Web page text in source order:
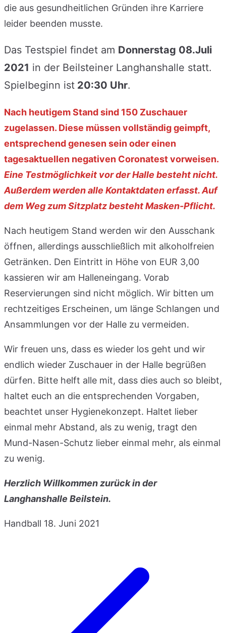
die aus gesundheitlichen Gründen ihre Karriere
leider beenden musste.
Das Testspiel findet am Donnerstag 08.Juli
2021 in der Beilsteiner Langhanshalle statt.
Spielbeginn ist 20:30 Uhr.
Nach heutigem Stand sind 150 Zuschauer
zugelassen. Diese müssen vollständig geimpft,
entsprechend genesen sein oder einen
tagesaktuellen negativen Coronatest vorweisen.
Eine Testmöglichkeit vor der Halle besteht nicht.
Außerdem werden alle Kontaktdaten erfasst. Auf
dem Weg zum Sitzplatz besteht Masken-Pflicht.
Nach heutigem Stand werden wir den Ausschank
öffnen, allerdings ausschließlich mit alkoholfreien
Getränken. Den Eintritt in Höhe von EUR 3,00
kassieren wir am Halleneingang. Vorab
Reservierungen sind nicht möglich. Wir bitten um
rechtzeitiges Erscheinen, um länge Schlangen und
Ansammlungen vor der Halle zu vermeiden.
Wir freuen uns, dass es wieder los geht und wir
endlich wieder Zuschauer in der Halle begrüßen
dürfen. Bitte helft alle mit, dass dies auch so bleibt,
haltet euch an die entsprechenden Vorgaben,
beachtet unser Hygienekonzept. Haltet lieber
einmal mehr Abstand, als zu wenig, tragt den
Mund-Nasen-Schutz lieber einmal mehr, als einmal
zu wenig.
Herzlich Willkommen zurück in der
Langhanshalle Beilstein.
Handball 18. Juni 2021